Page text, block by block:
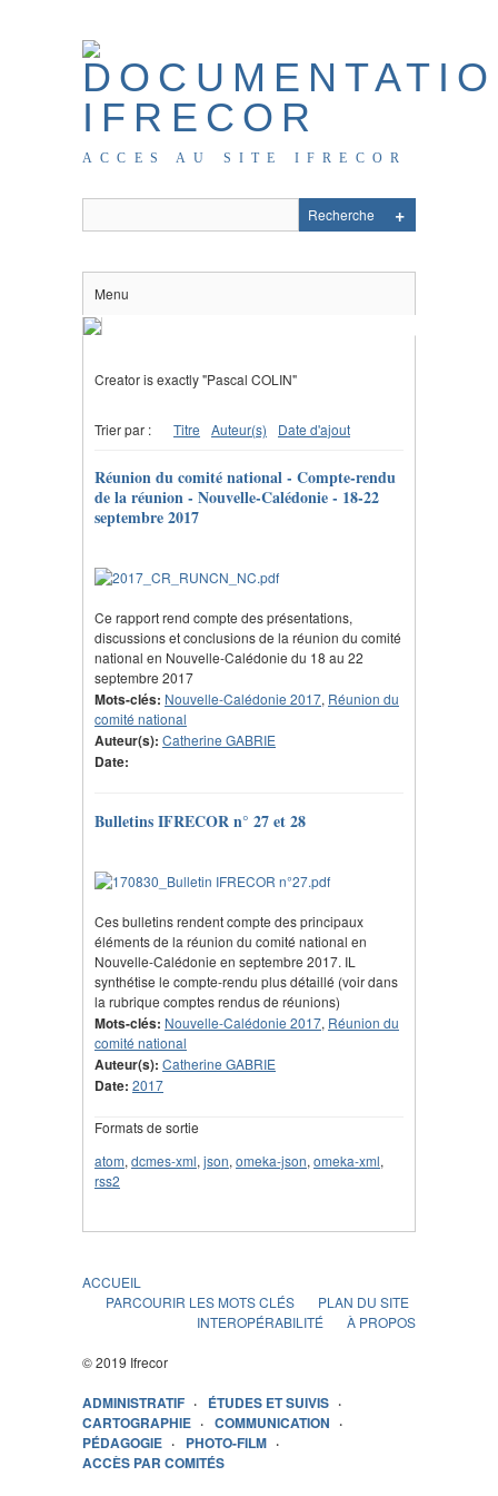
ACCES AU SITE IFRECOR
Menu
Creator is exactly "Pascal COLIN"
Trier par : Titre Auteur(s) Date d'ajout
Réunion du comité national - Compte-rendu
de la réunion - Nouvelle-Calédonie - 18-22
septembre 2017
Ce rapport rend compte des présentations,
discussions et conclusions de la réunion du comité
national en Nouvelle-Calédonie du 18 au 22
septembre 2017
Mots-clés: Nouvelle-Calédonie 2017, Réunion du
comité national
Auteur(s): Catherine GABRIE
Date:
Bulletins IFRECOR n° 27 et 28
Ces bulletins rendent compte des principaux
éléments de la réunion du comité national en
Nouvelle-Calédonie en septembre 2017. IL
synthétise le compte-rendu plus détaillé (voir dans
la rubrique comptes rendus de réunions)
Mots-clés: Nouvelle-Calédonie 2017, Réunion du
comité national
Auteur(s): Catherine GABRIE
Date: 2017
Formats de sortie
atom, dcmes-xml, json, omeka-json, omeka-xml,
rss2
ACCUEIL
PARCOURIR LES MOTS CLÉS
PLAN DU SITE
INTEROPÉRABILITÉ
À PROPOS
© 2019 Ifrecor
ADMINISTRATIF
ÉTUDES ET SUIVIS
CARTOGRAPHIE
COMMUNICATION
PÉDAGOGIE
PHOTO-FILM
ACCÈS PAR COMITÉS